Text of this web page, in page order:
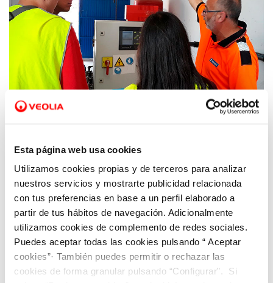
Esta página web usa cookies
Utilizamos cookies propias y de terceros para analizar
nuestros servicios y mostrarte publicidad relacionada
con tus preferencias en base a un perfil elaborado a
partir de tus hábitos de navegación. Adicionalmente
utilizamos cookies de complemento de redes sociales.
Puedes aceptar todas las cookies pulsando “ Aceptar
cookies”· También puedes permitir o rechazar las
cookies de forma granular pulsando “Configurar”. Si
ferias de empleo de la UPV y la UA